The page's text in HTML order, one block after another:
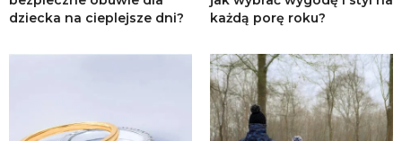
dziecka na cieplejsze dni?
każdą porę roku?